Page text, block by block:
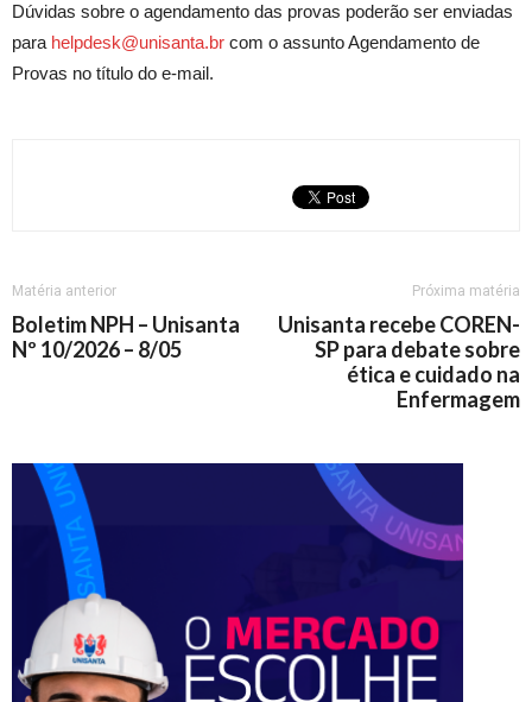
Dúvidas sobre o agendamento das provas poderão ser enviadas
para helpdesk@unisanta.br com o assunto Agendamento de
Provas no título do e-mail.
Matéria anterior
Boletim NPH – Unisanta
Nº 10/2026 – 8/05
Próxima matéria
Unisanta recebe COREN-
SP para debate sobre
ética e cuidado na
Enfermagem